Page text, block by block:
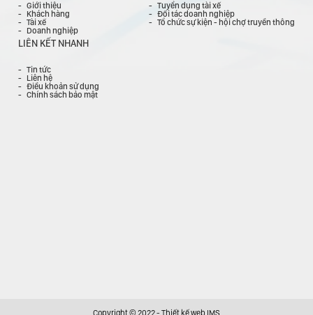
Giới thiệu
Khách hàng
Tài xế
Doanh nghiệp
Tuyển dụng tài xế
Đối tác doanh nghiệp
Tổ chức sự kiện - hội chợ truyền thông
LIÊN KẾT NHANH
Tin tức
Liên hệ
Điều khoản sử dụng
Chính sách bảo mật
Copyright © 2022 - Thiết kế web IMS